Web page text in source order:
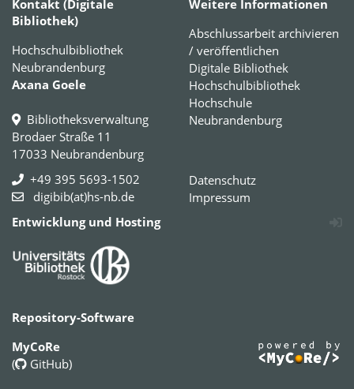
Kontakt (Digitale
Bibliothek)
Hochschulbibliothek
Neubrandenburg
Axana Goele
Bibliotheksverwaltung
Brodaer Straße 11
17033 Neubrandenburg
+49 395 5693-1502
digibib(at)hs-nb.de
Weitere Informationen
Abschlussarbeit archivieren
/ veröffentlichen
Digitale Bibliothek
Hochschulbibliothek
Hochschule
Neubrandenburg
Datenschutz
Impressum
Entwicklung und Hosting
Repository-Software
MyCoRe
(
GitHub)